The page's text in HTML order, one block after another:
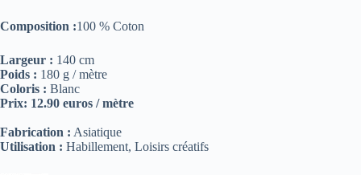
Composition :100 % Coton
Largeur : 140 cm
Poids : 180 g / mètre
Coloris : Blanc
Prix: 12.90 euros / mètre
Fabrication : Asiatique
Utilisation : Habillement, Loisirs créatifs